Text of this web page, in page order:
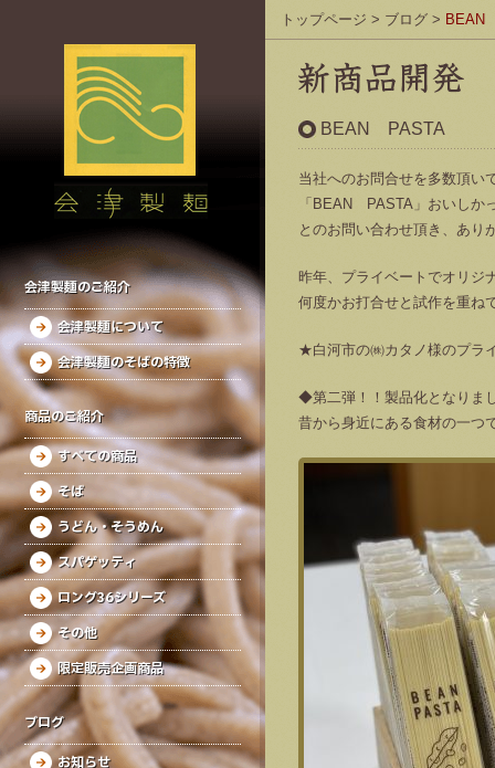
会津製麺のご紹介
会津製麺について
会津製麺のそばの特徴
商品のご紹介
すべての商品
そば
うどん・そうめん
スパゲッティ
ロング36シリーズ
その他
限定販売企画商品
ブログ
お知らせ
トップページ > ブログ > BEAN
BEAN PASTA
当社へのお問合せを多数頂い
「BEAN PASTA」おいしか
とのお問い合わせ頂き、あり
昨年、プライベートでオリジ
何度かお打合せと試作を重ね
★白河市の㈱カタノ様のプラ
◆第二弾！！製品化となりま
昔から身近にある食材の一つ